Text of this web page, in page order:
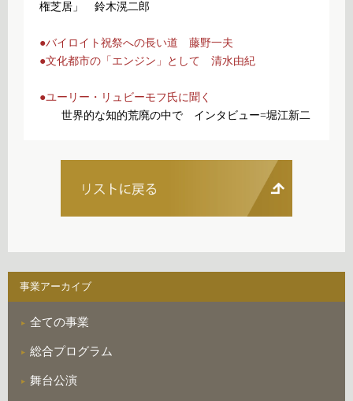
権芝居」 鈴木滉二郎
●バイロイト祝祭への長い道 藤野一夫
●文化都市の「エンジン」として 清水由紀
●ユーリー・リュビーモフ氏に聞く
世界的な知的荒廃の中で インタビュー=堀江新二
事業アーカイブ
全ての事業
総合プログラム
舞台公演